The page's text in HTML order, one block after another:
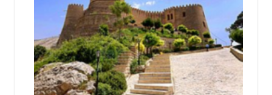
سیاسی
اقتصادی
ورزشی